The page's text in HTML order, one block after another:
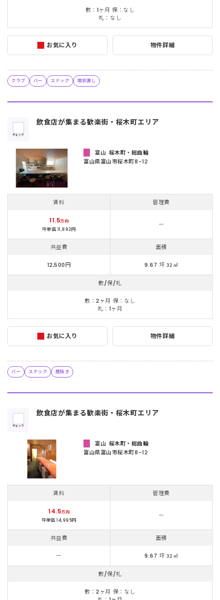
お気に入り 物件詳細
敷：1ヶ月 保：なし
礼：なし
クラブ バー スナック 現状渡し
チェック
飲食店が集まる歓楽街・桜木町エリア
お気に入り 物件詳細
富山 桜木町・総曲輪
富山県富山市桜木町8-12
賃料 管理費
11.5万円
坪単価 11,892円
ー
共益費 面積
12,500円 9.67 坪32 ㎡
敷/保/礼
敷：2ヶ月 保：なし
礼：1ヶ月
バー スナック 居抜き
チェック
飲食店が集まる歓楽街・桜木町エリア
富山 桜木町・総曲輪
富山県富山市桜木町8-12
賃料 管理費
14.5万円
坪単価 14,995円
ー
共益費 面積
ー 9.67 坪32 ㎡
敷/保/礼
敷：2ヶ月 保：なし